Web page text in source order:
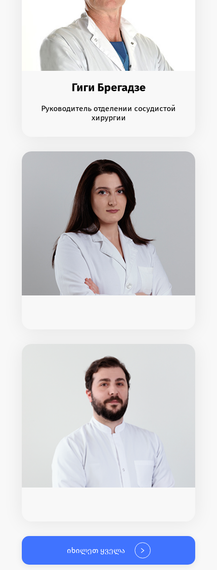
Гиги Брегадзе
Руководитель отделении сосудистой
хирургии
იხილეთ ყველა